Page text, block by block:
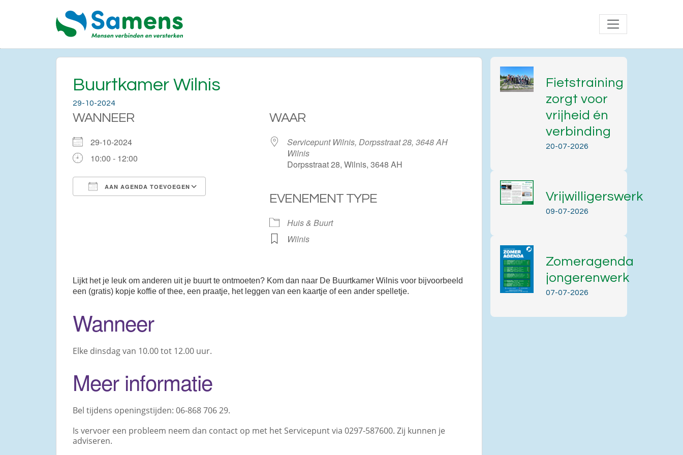
Buurtkamer Wilnis
29-10-2024
WANNEER
29-10-2024
10:00 - 12:00
AAN AGENDA TOEVOEGEN
Google Calendar iCalendar Office 365 Outlook Live
WAAR
Servicepunt Wilnis, Dorpsstraat 28, 3648 AH
Wilnis
Dorpsstraat 28, Wilnis, 3648 AH
EVENEMENT TYPE
Huis & Buurt
Wilnis
Lijkt het je leuk om anderen uit je buurt te ontmoeten? Kom dan naar De Buurtkamer Wilnis voor bijvoorbeeld
een (gratis) kopje koffie of thee, een praatje, het leggen van een kaartje of een ander spelletje.
Wanneer
Elke dinsdag van 10.00 tot 12.00 uur.
Meer informatie
Bel tijdens openingstijden: 06-868 706 29.
Is vervoer een probleem neem dan contact op met het Servicepunt via 0297-587600. Zij kunnen je
adviseren.
Fietstraining
zorgt voor
vrijheid én
verbinding
20-07-2026
Vrijwilligerswerk
09-07-2026
Zomeragenda
jongerenwerk
07-07-2026